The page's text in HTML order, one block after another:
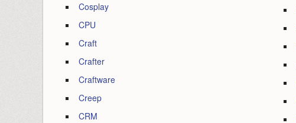
Cosplay
CPU
Craft
Crafter
Craftware
Creep
CRM